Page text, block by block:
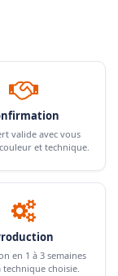
valide avec vous
et technique.
en 1 à 3 semaines
technique choisie.